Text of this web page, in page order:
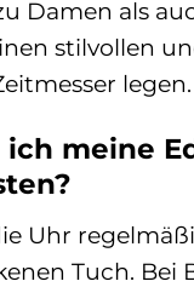
Damen als
stilvollen
legen.
meine
Uhr
Tuch. Bei